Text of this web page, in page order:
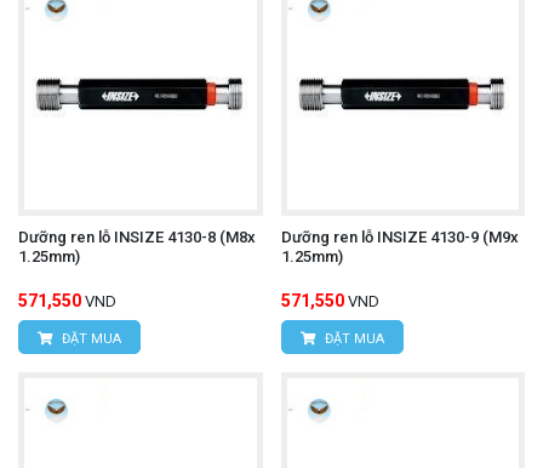
Dưỡng ren lỗ INSIZE 4130-8 (M8x
1.25mm)
571,550 VND
ĐẶT MUA
Dưỡng ren lỗ INSIZE 4130-9 (M9x
1.25mm)
571,550 VND
ĐẶT MUA